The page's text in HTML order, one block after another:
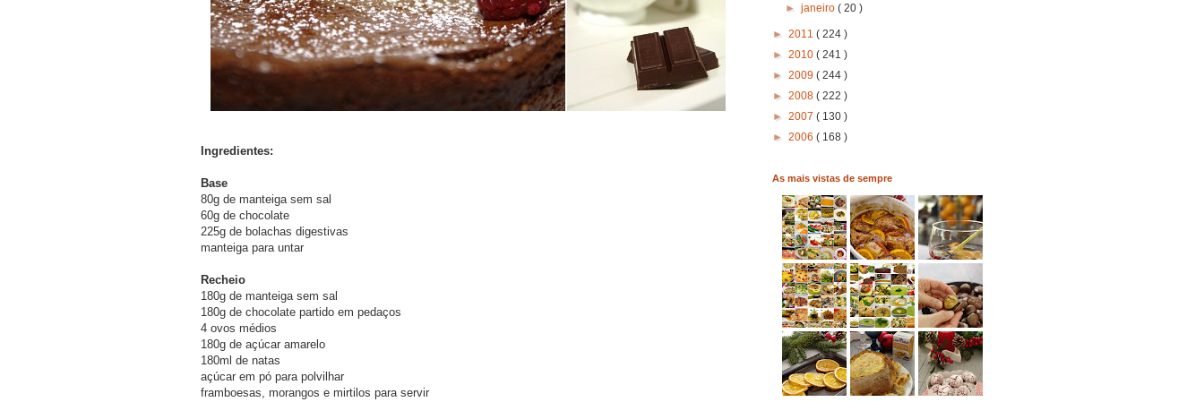
Ingredientes:
Base
80g de manteiga sem sal
60g de chocolate
225g de bolachas digestivas
manteiga para untar
Recheio
180g de manteiga sem sal
180g de chocolate partido em pedaços
4 ovos médios
180g de açúcar amarelo
180ml de natas
açúcar em pó para polvilhar
framboesas, morangos e mirtilos para servir
►janeiro( 20 )
► 2011 ( 224 )
► 2010 ( 241 )
► 2009 ( 244 )
► 2008 ( 222 )
► 2007 ( 130 )
► 2006 ( 168 )
As mais vistas de sempre